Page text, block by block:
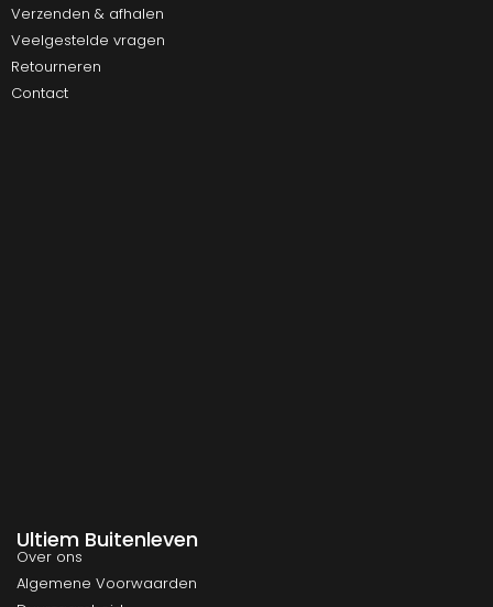
Verzenden & afhalen
Veelgestelde vragen
Retourneren
Contact
Ultiem Buitenleven
Over ons
Algemene Voorwaarden